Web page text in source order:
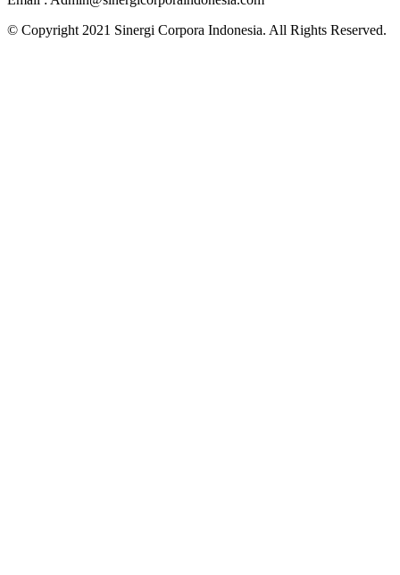
© Copyright 2021 Sinergi Corpora Indonesia. All Rights Reserved.